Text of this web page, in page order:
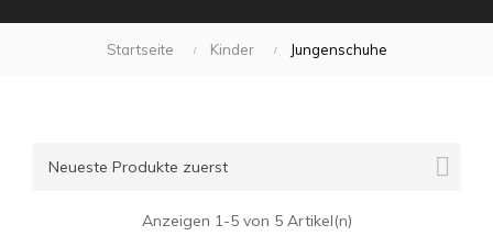
Startseite Kinder Jungenschuhe
Neueste Produkte zuerst 
Anzeigen 1-5 von 5 Artikel(n)